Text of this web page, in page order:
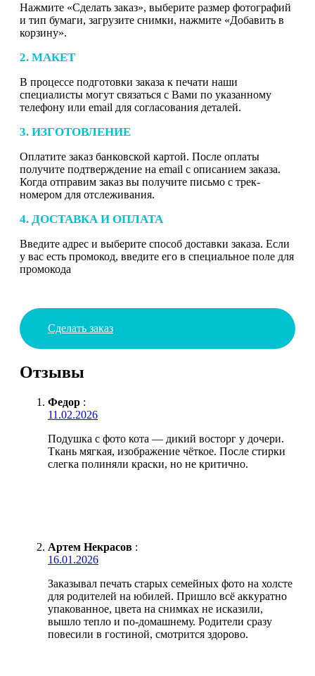
Нажмите «Сделать заказ», выберите размер фотографий
и тип бумаги, загрузите снимки, нажмите «Добавить в
корзину».
2. МАКЕТ
В процессе подготовки заказа к печати наши
специалисты могут связаться с Вами по указанному
телефону или email для согласования деталей.
3. ИЗГОТОВЛЕНИЕ
Оплатите заказ банковской картой. После оплаты
получите подтверждение на email с описанием заказа.
Когда отправим заказ вы получите письмо с трек-
номером для отслеживания.
4. ДОСТАВКА И ОПЛАТА
Введите адрес и выберите способ доставки заказа. Если
у вас есть промокод, введите его в специальное поле для
промокода
Сделать заказ
Отзывы
Федор :
11.02.2026
Подушка с фото кота — дикий восторг у дочери.
Ткань мягкая, изображение чёткое. После стирки
слегка полиняли краски, но не критично.
Артем Некрасов :
16.01.2026
Заказывал печать старых семейных фото на холсте
для родителей на юбилей. Пришло всё аккуратно
упакованное, цвета на снимках не исказили,
вышло тепло и по-домашнему. Родители сразу
повесили в гостиной, смотрится здорово.